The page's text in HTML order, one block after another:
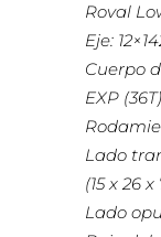
Roval
Eje:
Cuerpo
EXP
Lado
(15 x 26
Lado